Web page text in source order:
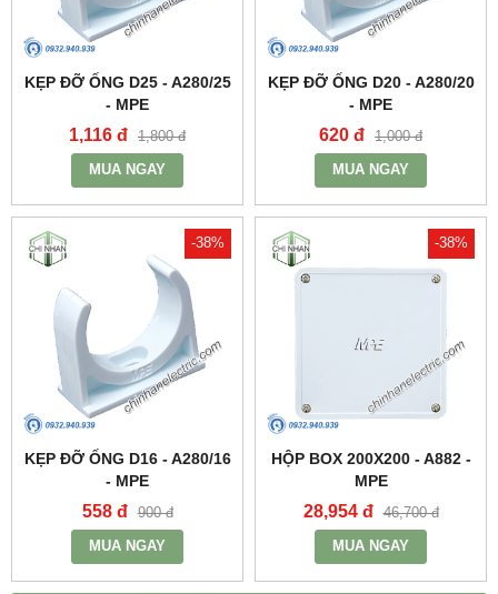
KẸP ĐỠ ỐNG D25 - A280/25
- MPE
1,116 đ 1,800 đ
MUA NGAY
KẸP ĐỠ ỐNG D20 - A280/20
- MPE
620 đ 1,000 đ
MUA NGAY
-38%
KẸP ĐỠ ỐNG D16 - A280/16
- MPE
558 đ 900 đ
MUA NGAY
-38%
HỘP BOX 200X200 - A882 -
MPE
28,954 đ 46,700 đ
MUA NGAY